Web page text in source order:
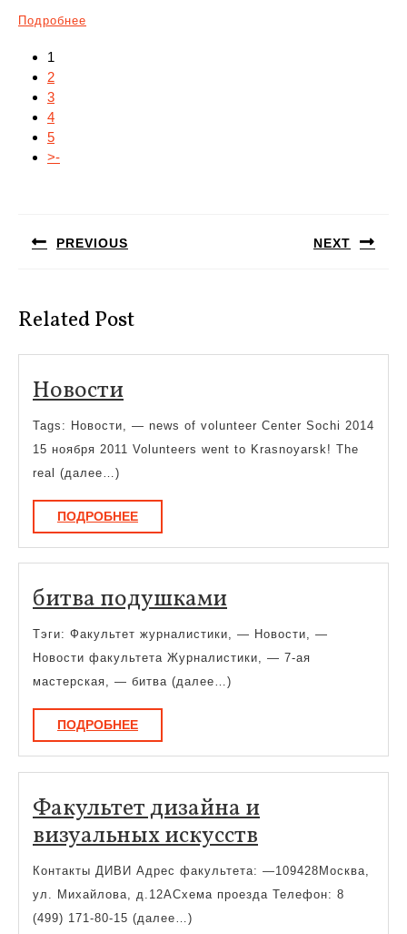
Подробнее
1
2
3
4
5
>-
записям
PREVIOUS NEXT
Related Post
НовостиНовости
Tags: Новости, — news of volunteer Center Sochi 2014
15 ноября 2011 Volunteers went to Krasnoyarsk! The
real (далее…)
ПОДРОБНЕЕПОДРОБНЕЕ
битва подушкамибитва
подушками
Тэги: Факультет журналистики, — Новости, —
Новости факультета Журналистики, — 7-ая
мастерская, — битва (далее…)
ПОДРОБНЕЕПОДРОБНЕЕ
Факультет дизайна и
визуальных искусств
дизайна
и
Контакты ДИВИ Адрес факультета: —109428Москва,
ул. Михайлова, д.12АСхема проезда Телефон: 8
(499) 171-80-15 (далее…)